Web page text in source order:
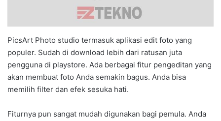
PicsArt Photo studio termasuk aplikasi edit foto yang
populer. Sudah di download lebih dari ratusan juta
pengguna di playstore. Ada berbagai fitur pengeditan yang
akan membuat foto Anda semakin bagus. Anda bisa
memilih filter dan efek sesuka hati.
Fiturnya pun sangat mudah digunakan bagi pemula. Anda